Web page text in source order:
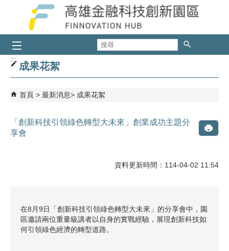
跳到主要內容區塊
:::
成果花絮
首頁 最新消息 成果花絮
「創新科技引領綠色轉型大未來」創業成功主題分
享會
資料更新時間：114-04-02 11:54
在8月9日「創新科技引領綠色轉型大未來」的分享會中，園
區邀請兩位重量級講者以自身的實戰經驗，展現創新科技如
何引領綠色經濟的轉型道路。